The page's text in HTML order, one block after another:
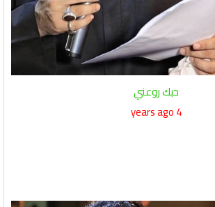
حبك روعني
4 years ago